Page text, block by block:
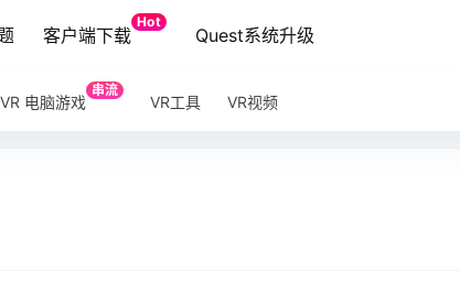
客户端下载
Hot
Quest系统升级
电脑游戏
串流
VR工具 VR视频